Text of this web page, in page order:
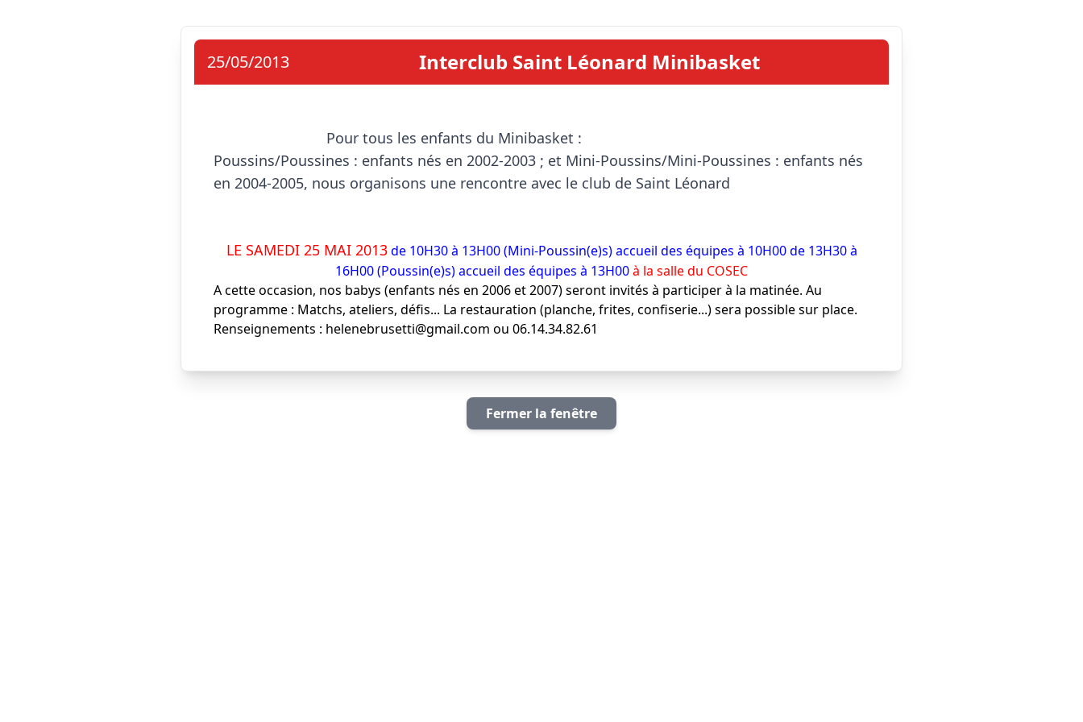
25/05/2013 Interclub Saint Léonard Minibasket
Poussins/Poussines : enfants nés en 2002-2003 ; et Mini-Poussins/Mini-Poussines : enfants nés
en 2004-2005, nous organisons une rencontre avec le club de Saint Léonard
LE SAMEDI 25 MAI 2013 de 10H30 à 13H00 (Mini-Poussin(e)s) accueil des équipes à 10H00 de 13H30 à
16H00 (Poussin(e)s) accueil des équipes à 13H00à la salle du COSEC
A cette occasion, nos babys (enfants nés en 2006 et 2007) seront invités à participer à la matinée. Au
programme : Matchs, ateliers, défis... La restauration (planche, frites, confiserie...) sera possible sur place.
Renseignements : helenebrusetti@gmail.com ou 06.14.34.82.61
Fermer la fenêtre